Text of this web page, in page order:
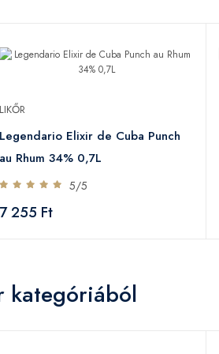
LIKŐR
Legendario Elixir de Cuba Punch
au Rhum 34% 0,7L
5/5
7 255 Ft
kategóriából